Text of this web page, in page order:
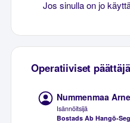
Jos sinulla on jo
Operatiiviset
Nummenmaa
Isännöitsijä
Bostads Ab Hangö-